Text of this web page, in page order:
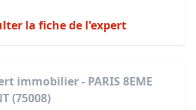
la fiche de l'expert
immobilier - PARIS 8EME
(75008)